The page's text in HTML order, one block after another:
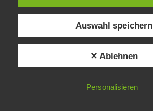
Auswahl speichern
✕ Ablehnen
Personalisieren